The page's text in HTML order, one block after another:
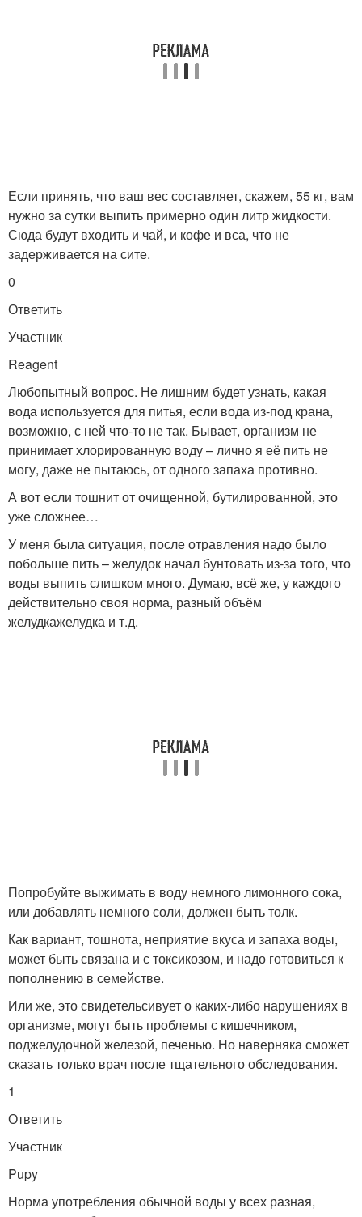
Если принять, что ваш вес составляет, скажем, 55 кг, вам
нужно за сутки выпить примерно один литр жидкости.
Сюда будут входить и чай, и кофе и вса, что не
задерживается на сите.
0
Ответить
Участник
Reagent
Любопытный вопрос. Не лишним будет узнать, какая
вода используется для питья, если вода из-под крана,
возможно, с ней что-то не так. Бывает, организм не
принимает хлорированную воду – лично я её пить не
могу, даже не пытаюсь, от одного запаха противно.
А вот если тошнит от очищенной, бутилированной, это
уже сложнее…
У меня была ситуация, после отравления надо было
побольше пить – желудок начал бунтовать из-за того, что
воды выпить слишком много. Думаю, всё же, у каждого
действительно своя норма, разный объём
желудкажелудка и т.д.
Попробуйте выжимать в воду немного лимонного сока,
или добавлять немного соли, должен быть толк.
Как вариант, тошнота, неприятие вкуса и запаха воды,
может быть связана и с токсикозом, и надо готовиться к
пополнению в семействе.
Или же, это свидетельсивует о каких-либо нарушениях в
организме, могут быть проблемы с кишечником,
поджелудочной железой, печенью. Но наверняка сможет
сказать только врач после тщательного обследования.
1
Ответить
Участник
Pupy
Норма употребления обычной воды у всех разная,